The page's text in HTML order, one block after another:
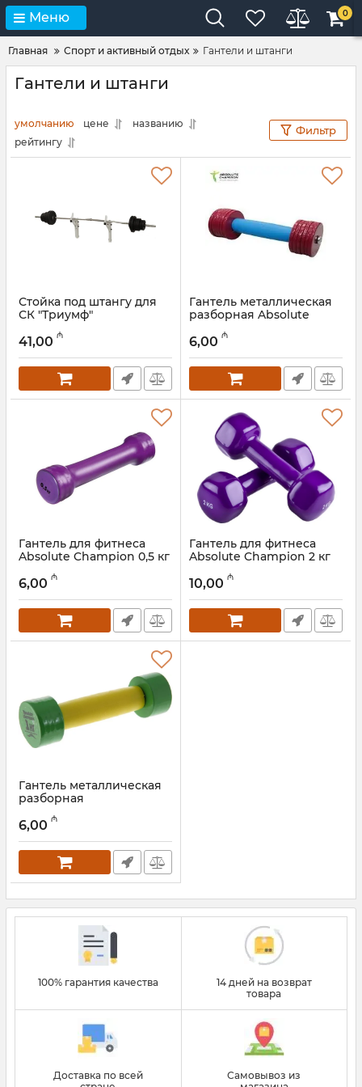
Меню 0
Главная Спорт и активный отдых Гантели и штанги
Гантели и штанги
умолчанию цене
названию
рейтингу
Фильтр
Стойка под штангу для
СК "Триумф"
Артикул:
41,00 ₼
Гантель металлическая
разборная Absolute
Артикул:
6,00 ₼
Гантель для фитнеса
Absolute Champion 0,5 кг
Артикул:
6,00 ₼
Гантель для фитнеса
Absolute Champion 2 кг
Артикул:
10,00 ₼
Гантель металлическая
разборная
Артикул:
6,00 ₼
100% гарантия качества
14 дней на возврат
товара
Доставка по всей
Самовывоз из